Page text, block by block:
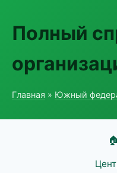
Полный
Главная » Южный